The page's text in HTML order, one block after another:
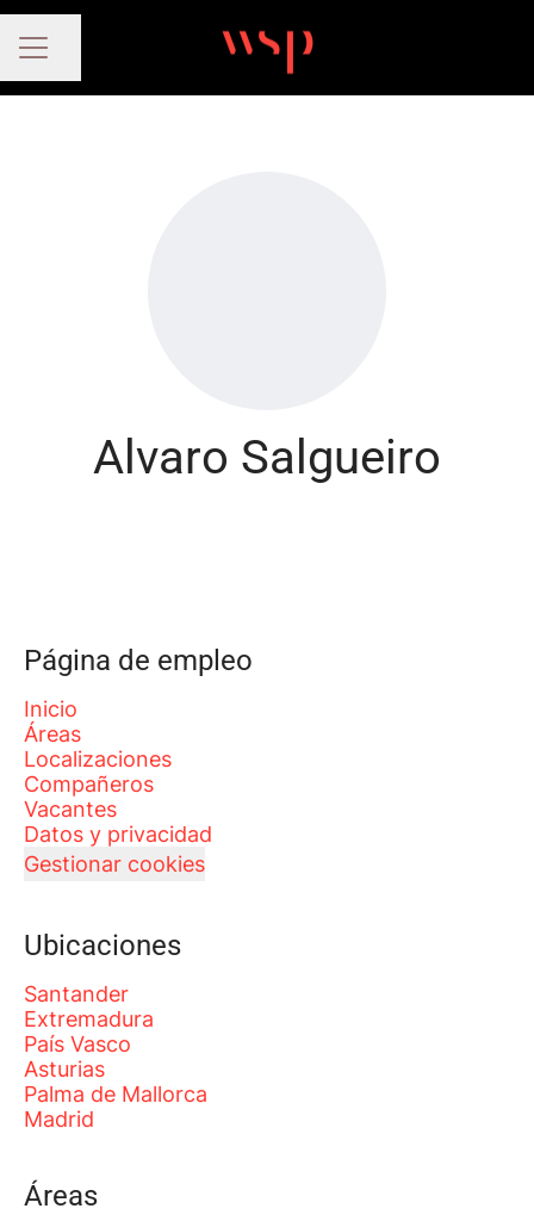
MENÚ DE EMPLEO
Compartir página
Alvaro Salgueiro
Página de empleo
Inicio
Áreas
Localizaciones
Compañeros
Vacantes
Datos y privacidad
Gestionar cookies
Ubicaciones
Santander
Extremadura
País Vasco
Asturias
Palma de Mallorca
Madrid
Áreas